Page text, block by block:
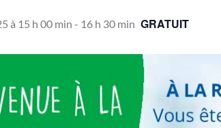
à 15 h 00 min - 16 h 30 min GRATUIT